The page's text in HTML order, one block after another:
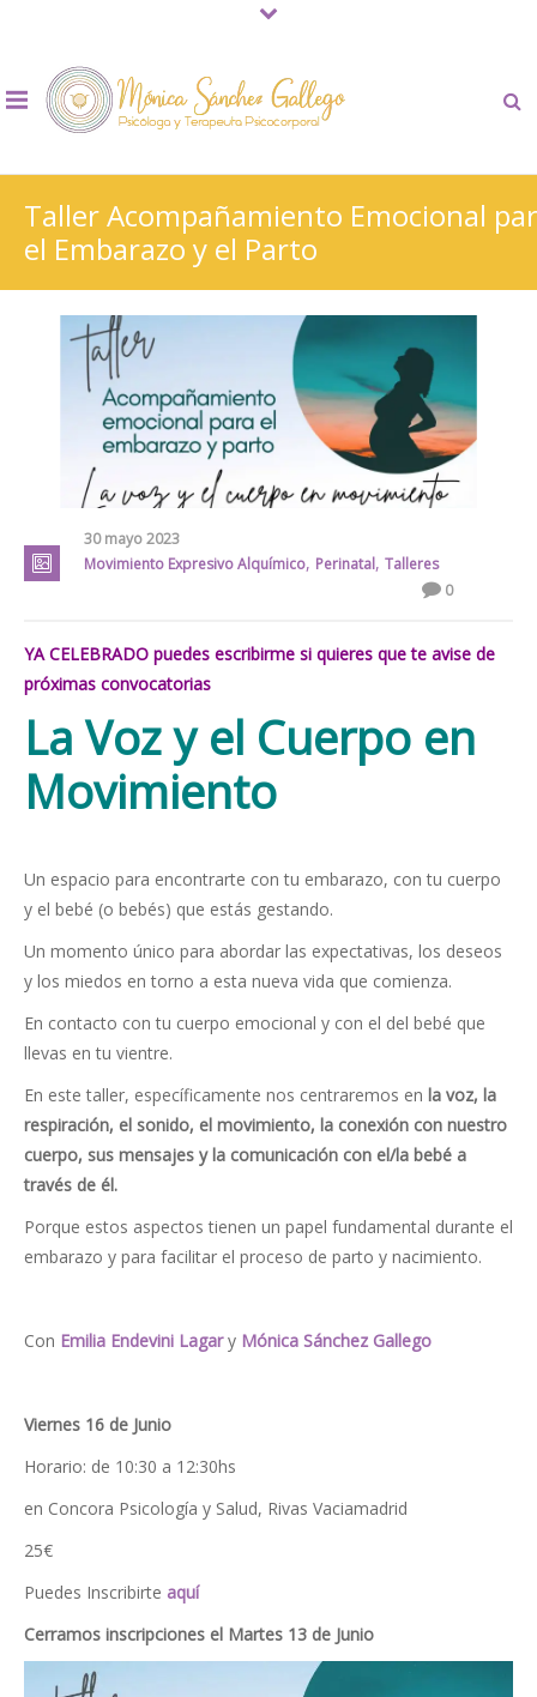
Taller Acompañamiento Emocional
el Embarazo y el Parto
30 mayo 2023
Movimiento Expresivo Alquímico, Perinatal, Talleres
0
YA CELEBRADO puedes escribirme si quieres que te avise de
próximas convocatorias
La Voz y el Cuerpo en
Movimiento
Un espacio para encontrarte con tu embarazo, con tu cuerpo
y el bebé (o bebés) que estás gestando.
Un momento único para abordar las expectativas, los deseos
y los miedos en torno a esta nueva vida que comienza.
En contacto con tu cuerpo emocional y con el del bebé que
llevas en tu vientre.
En este taller, específicamente nos centraremos en la voz, la
respiración, el sonido, el movimiento, la conexión con nuestro
cuerpo, sus mensajes y la comunicación con el/la bebé a
través de él.
Porque estos aspectos tienen un papel fundamental durante el
embarazo y para facilitar el proceso de parto y nacimiento.
Con Emilia Endevini Lagary Mónica Sánchez Gallego
Viernes 16 de Junio
Horario: de 10:30 a 12:30hs
en Concora Psicología y Salud, Rivas Vaciamadrid
25€
Puedes Inscribirte aquí
Cerramos inscripciones el Martes 13 de Junio